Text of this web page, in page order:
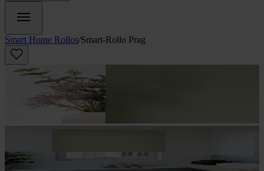
Smart Home Rollos/Smart-Rollo Prag